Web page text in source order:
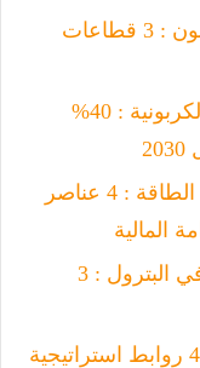
دور كفاءة الطاقة في إزالة الكربون : 3 قطاعات
كفاءة الطاقة وخفض الانبعاثات الكربونية : 40%
أنظمة التحكم الذكية لرفع كفاءة الطاقة : 4 عناصر
المالية
كفاءة الطاقة والاقتصاد الأخضر في البترول : 3
كفاءة الطاقة والحياد الكربوني : 4 روابط استراتيجية